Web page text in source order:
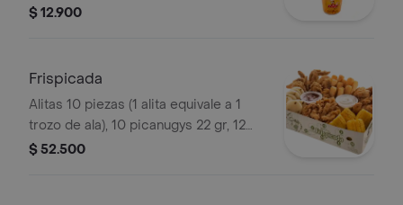
bebida a elección.
$ 12.900
Frispicada
Alitas 10 piezas (1 alita equivale a 1
trozo de ala), 10 picanugys 22 gr, 12
tornados de pollo 12gr, 15 croquetas
$ 52.500